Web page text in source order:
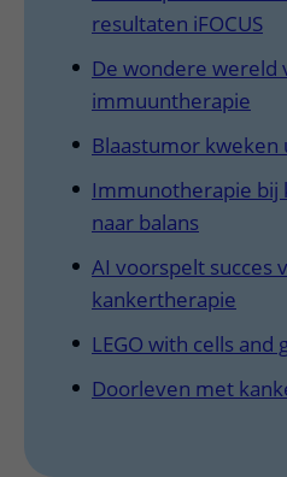
resultaten iFOCUS
De wondere wereld
immuuntherapie
Blaastumor kweken
Immunotherapie bij
naar balans
AI voorspelt succes
kankertherapie
LEGO with cells and
Doorleven met